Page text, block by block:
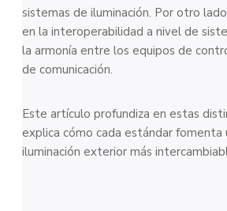
sistemas de iluminación. Por otro
en la interoperabilidad a nivel de
la armonía entre los equipos de
de comunicación.
Este artículo profundiza en estas
explica cómo cada estándar fomenta
iluminación exterior más